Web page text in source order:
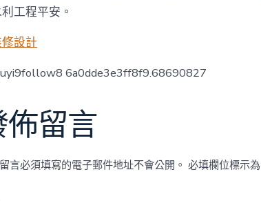
工程平安。
設計
6a0dde3e3ff8f9.68690827
佈留言
言必須填寫的電子郵件地址不會公開。 必填欄位標示為